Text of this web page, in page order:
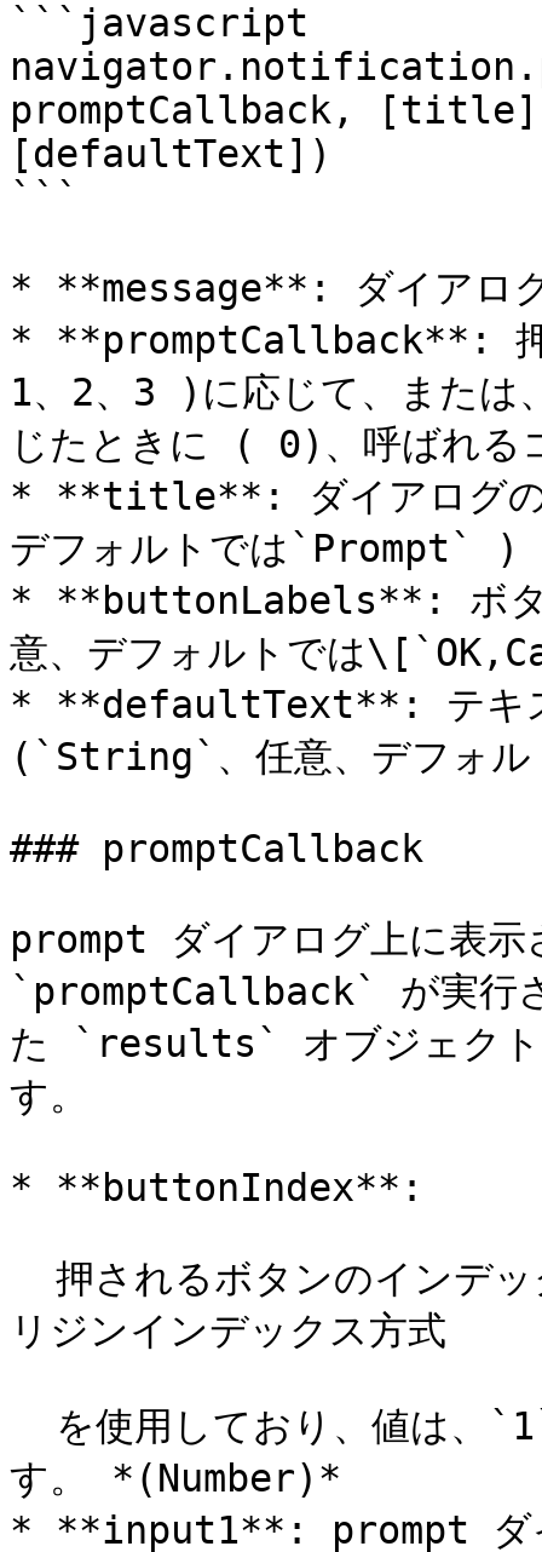
```javascript
promptCallback,
[defaultText])
```
* **message**: ダイアロ
* **promptCallback**: 押
1、2、3 )に応じて、または
じたときに ( 0)、呼ばれ
* **title**: ダイアログの
デフォルトでは`Prompt` )
* **buttonLabels**: ボタ
意、デフォルトでは
* **defaultText**: テキス
(`String`、任意、デフォル
### promptCallback
prompt ダイアログ上に表示
`promptCallback` が実行さ
た `results` オブジェクト
す。
* **buttonIndex**:
リジンインデックス方式
す。 *(Number)*
* **input1**: prompt ダイ